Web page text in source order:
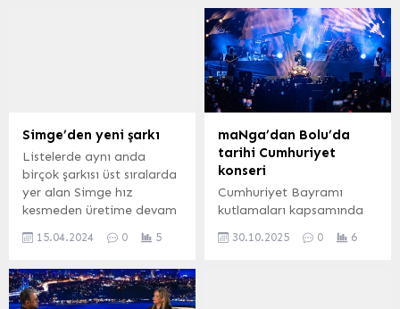
Simge’den yeni şarkı
Listelerde aynı anda
birçok şarkısı üst sıralarda
yer alan Simge hız
kesmeden üretime devam
‘Aşkın Olayım’da da
‘Söyleme’ ile müzik
severlerle buluştu.
15.04.2024 0 5
maNga’dan Bolu’da
tarihi Cumhuriyet
konseri
Cumhuriyet Bayramı
kutlamaları kapsamında
müziğinin efsane grubu
30.10.2025 0 6